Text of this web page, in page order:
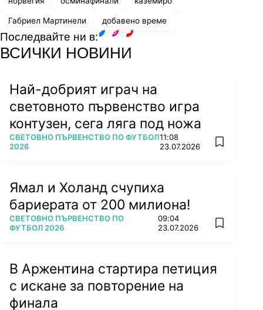
Габриел Мартинели добавено време
Последвайте ни в:
ВСИЧКИ НОВИНИ
Най-добрият играч на
световното първенство игра
контузен, сега ляга под ножа
ПОВЕЧЕ ОТ
СВЕТОВНО ПЪРВЕНСТВО ПО ФУТБОЛ
2026
11:08
23.07.2026
add
Ямал и Холанд счупиха
бариерата от 200 милиона!
ПОВЕЧЕ ОТ
СВЕТОВНО ПЪРВЕНСТВО ПО
ФУТБОЛ 2026
09:04
23.07.2026
add
В Аржентина стартира петиция
с искане за повторение на
финала